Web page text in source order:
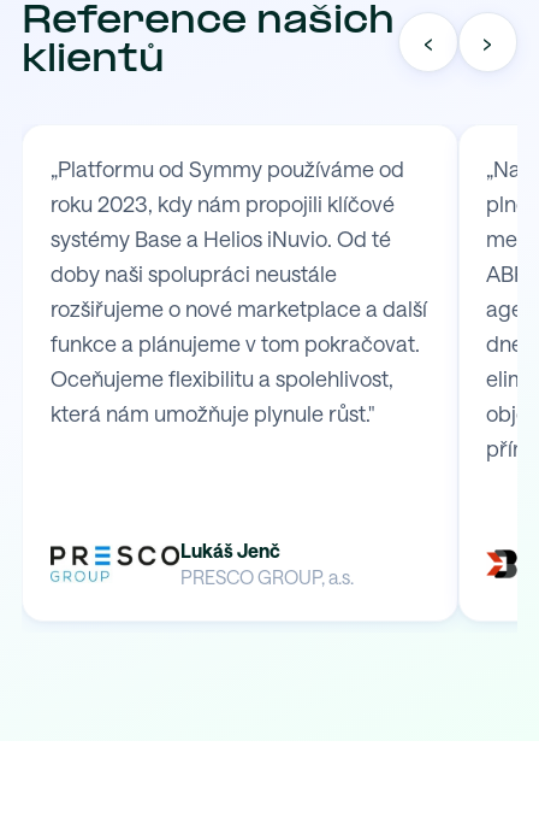
Reference našich
klientů
‹ ›
„Platformu od Symmy používáme od
roku 2023, kdy nám propojili klíčové
systémy Base a Helios iNuvio. Od té
doby naši spolupráci neustále
rozšiřujeme o nové marketplace a další
funkce a plánujeme v tom pokračovat.
Oceňujeme flexibilitu a spolehlivost,
která nám umožňuje plynule růst."
Lukáš Jenč
PRESCO GROUP, a.s.
„Na
plně
mezi
dnes